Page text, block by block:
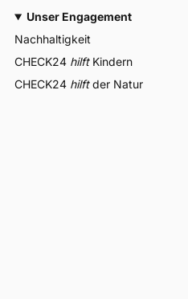
Unser Engagement
Nachhaltigkeit
CHECK24 hilftKindern
CHECK24 hilftder Natur